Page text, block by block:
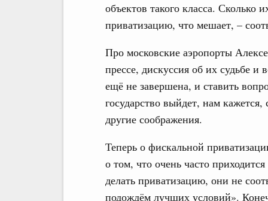
объектов такого класса. Сколько
приватизацию, что мешает, –
Про московские аэропорты
прессе, дискуссия об их судьбе и
ещё не завершена, и ставить
государство выйдет, нам
другие соображения.
Теперь о фискальной
о том, что очень часто
делать приватизацию, они не
подождём лучших условий».